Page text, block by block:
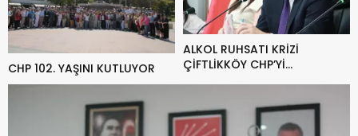
CHP 102. YAŞINI KUTLUYOR
ALKOL RUHSATI KRİZİ
ÇİFTLİKKÖY CHP’Yİ